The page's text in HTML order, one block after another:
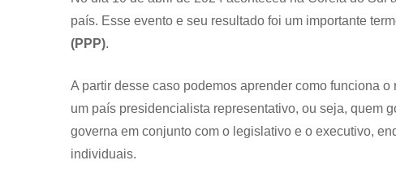
país. Esse evento e seu resultado foi um importante
(PPP).
A partir desse caso podemos aprender como funciona
um país presidencialista representativo, ou seja, quem
governa em conjunto com o legislativo e o executivo,
individuais.